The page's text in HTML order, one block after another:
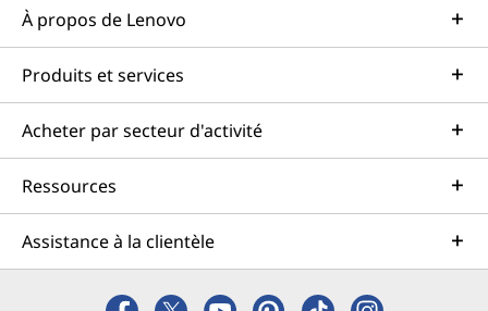
À propos de Lenovo
Produits et services
Acheter par secteur d'activité
Ressources
Assistance à la clientèle